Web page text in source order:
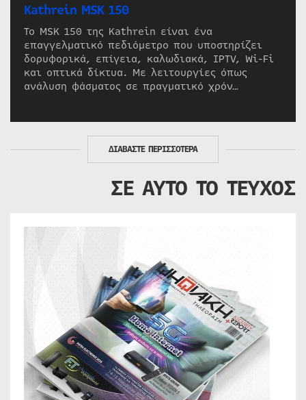
Kathrein MSK 150
Το MSK 150 της Kathrein είναι ένα
επαγγελματικό πεδιόμετρο που υποστηρίζει
δορυφορικά, επίγεια, καλωδιακά, IPTV, Wi-Fi
και οπτικά δίκτυα. Με λειτουργίες όπως
ανάλυση φάσματος σε πραγματικό χρόν…
ΔΙΑΒΑΣΤΕ ΠΕΡΙΣΣΟΤΕΡΑ
ΣΕ ΑΥΤΟ ΤΟ ΤΕΥΧΟΣ